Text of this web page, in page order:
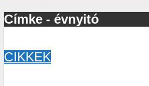
Címke - évnyitó
CIKKEK